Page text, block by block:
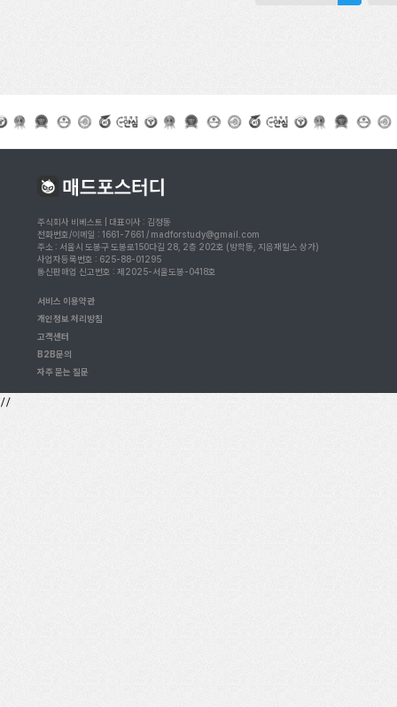
주식회사 비베스트 | 대표이사 : 김정동
전화번호/이메일 : 1661-7661 / madforstudy@gmail.com
주소 : 서울시 도봉구 도봉로150다길 28, 2층 202호 (방학동, 지음재힐스 상가)
사업자등록번호 : 625-88-01295
통신판매업 신고번호 : 제2025-서울도봉-0418호
서비스 이용약관
개인정보 처리방침
고객센터
B2B문의
자주 묻는 질문
//